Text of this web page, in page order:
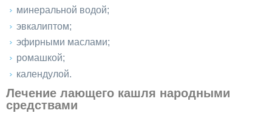
минеральной водой;
эвкалиптом;
эфирными маслами;
ромашкой;
календулой.
Лечение лающего кашля народными
средствами